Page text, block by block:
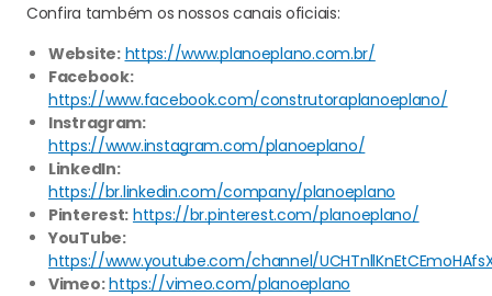
Confira também os nossos canais oficiais:
Website: https://www.planoeplano.com.br/
Facebook:
https://www.facebook.com/construtoraplanoeplano/
Instragram:
https://www.instagram.com/planoeplano/
LinkedIn:
https://br.linkedin.com/company/planoeplano
Pinterest: https://br.pinterest.com/planoeplano/
YouTube:
https://www.youtube.com/channel/
Vimeo:https://vimeo.com/planoeplano